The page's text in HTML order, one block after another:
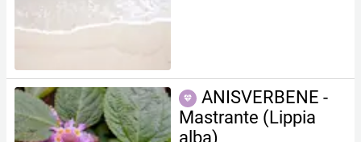
ANISVERBENE -
Mastrante (Lippia
alba)